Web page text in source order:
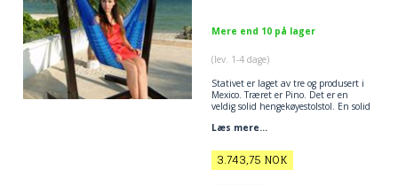
Mere end 10 på lager
(lev. 1-4 dage)
Stativet er laget av tre og produsert i
Mexico. Træret er Pino. Det er en
veldig solid hengekøyestolstol. En solid
Læs mere...
3.743,75 NOK